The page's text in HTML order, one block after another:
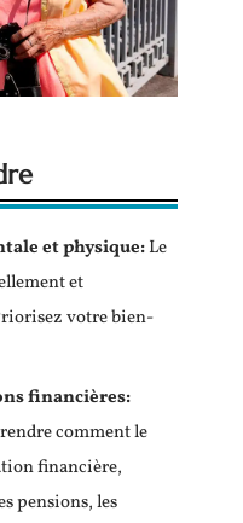
et physique:Le
et
votre bien-
financières:
comment le
financière,
pensions, les